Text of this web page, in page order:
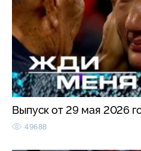
Выпуск от 29 мая 2026
49688